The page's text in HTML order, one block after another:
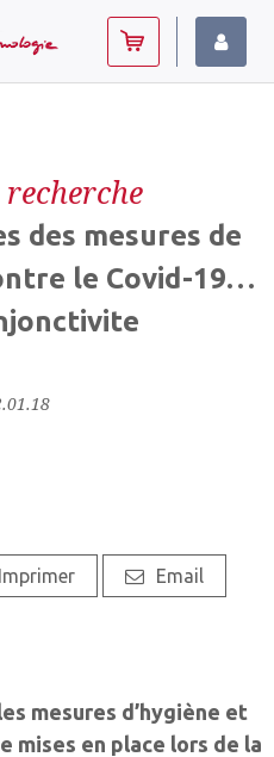
des mesures de
le Covid-19…
Imprimer Email
mesures d’hygiène et
mises en place lors de la